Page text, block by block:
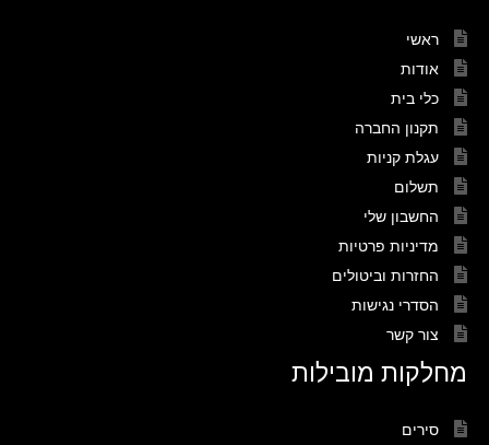
ראשי
אודות
כלי בית
תקנון החברה
עגלת קניות
תשלום
החשבון שלי
מדיניות פרטיות
החזרות וביטולים
הסדרי נגישות
צור קשר
מחלקות מובילות
סירים